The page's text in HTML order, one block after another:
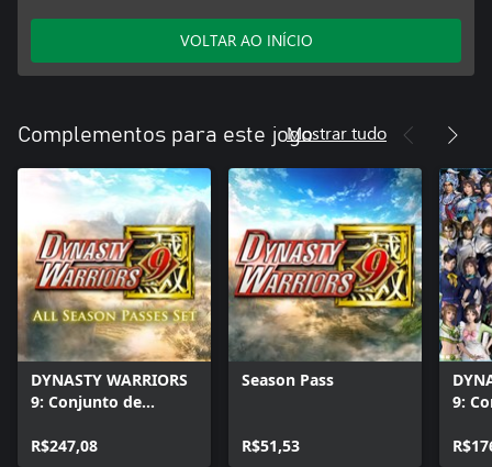
VOLTAR AO INÍCIO
Complementos para este jogoMostrar tudo
DYNASTY WARRIORS
9: Conjunto de
Completo
R$247,08
Season Pass
R$51,53
9: